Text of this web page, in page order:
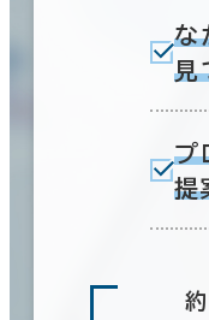
な
見
プ
提